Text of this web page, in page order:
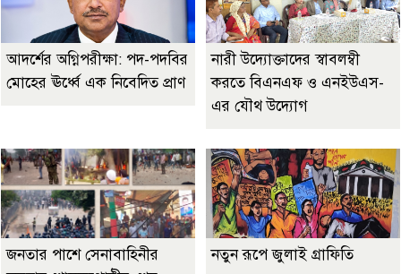
আদর্শের অগ্নিপরীক্ষা: পদ-পদবির
মোহের ঊর্ধ্বে এক নিবেদিত প্রাণ
নারী উদ্যোক্তাদের স্বাবলম্বী
করতে বিএনএফ ও এনইউএস-
এর যৌথ উদ্যোগ
জনতার পাশে সেনাবাহিনীর
নতুন রূপে জুলাই গ্রাফিতি